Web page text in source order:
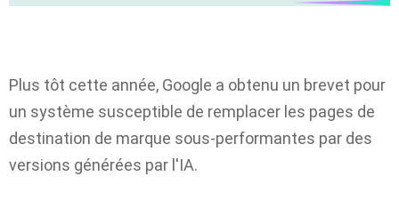
Plus tôt cette année, Google a obtenu un brevet pour
un système susceptible de remplacer les pages de
destination de marque sous-performantes par des
versions générées par l'IA.